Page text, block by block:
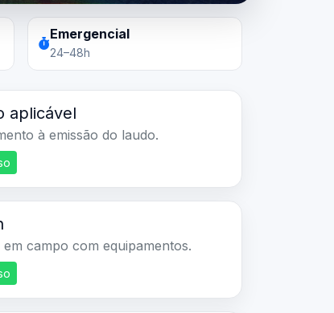
Emergencial
24–48h
aplicável
à emissão do laudo.
em campo com equipamentos.